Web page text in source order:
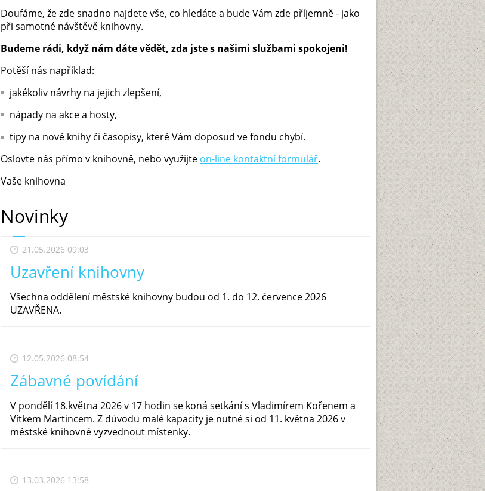
Doufáme, že zde snadno najdete vše, co hledáte a bude Vám zde příjemně - jako
při samotné návštěvě knihovny.
Budeme rádi, když nám dáte vědět, zda jste s našimi službami spokojeni!
Potěší nás například:
jakékoliv návrhy na jejich zlepšení,
nápady na akce a hosty,
tipy na nové knihy či časopisy, které Vám doposud ve fondu chybí.
Oslovte nás přímo v knihovně, nebo využijte on-line kontaktní formulář.
Vaše knihovna
Novinky
21.05.2026 09:03
Uzavření knihovny
Všechna oddělení městské knihovny budou od 1. do 12. července 2026
UZAVŘENA.
12.05.2026 08:54
Zábavné povídání
V pondělí 18.května 2026 v 17 hodin se koná setkání s Vladimírem Kořenem a
Vítkem Martincem. Z důvodu malé kapacity je nutné si od 11. května 2026 v
městské knihovně vyzvednout místenky.
13.03.2026 13:58